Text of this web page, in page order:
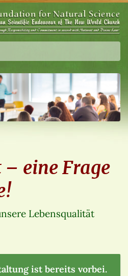
– eine Frage
Lebensqualität
ist bereits vorbei.